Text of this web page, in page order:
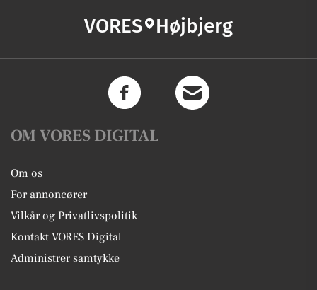
VORES Højbjerg
OM VORES DIGITAL
Om os
For annoncører
Vilkår og Privatlivspolitik
Kontakt VORES Digital
Administrer samtykke